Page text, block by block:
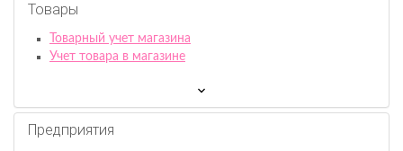
Товары
Товарный учет магазина
Учет товара в магазине
Предприятия